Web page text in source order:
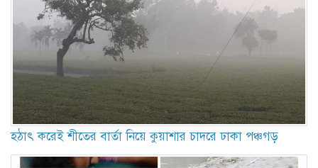
হঠাৎ করেই শীতের বার্তা নিয়ে কুয়াশার চাদরে ঢাকা পঞ্চগড়